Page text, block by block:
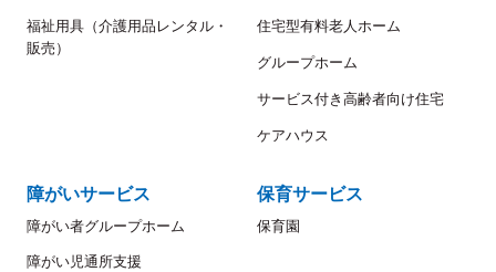
福祉用具（介護用品レンタル・
販売）
住宅型有料老人ホーム
グループホーム
サービス付き高齢者向け住宅
ケアハウス
障がいサービス
障がい者グループホーム
障がい児通所支援
保育サービス
保育園